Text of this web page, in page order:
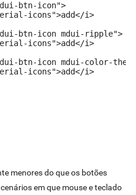
btn-icon">
icons">add</i>
btn-icon mdui-ripple">
icons">add</i>
btn-icon mdui-color-
icons">add</i>
menores do que os botões
em que mouse e teclado